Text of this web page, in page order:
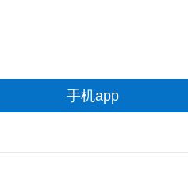
手机app